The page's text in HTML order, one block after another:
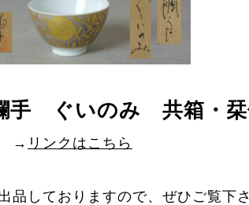
手 ぐいのみ 共箱・栞
→ リンクはこちら
品しておりますので、ぜひご覧下さ